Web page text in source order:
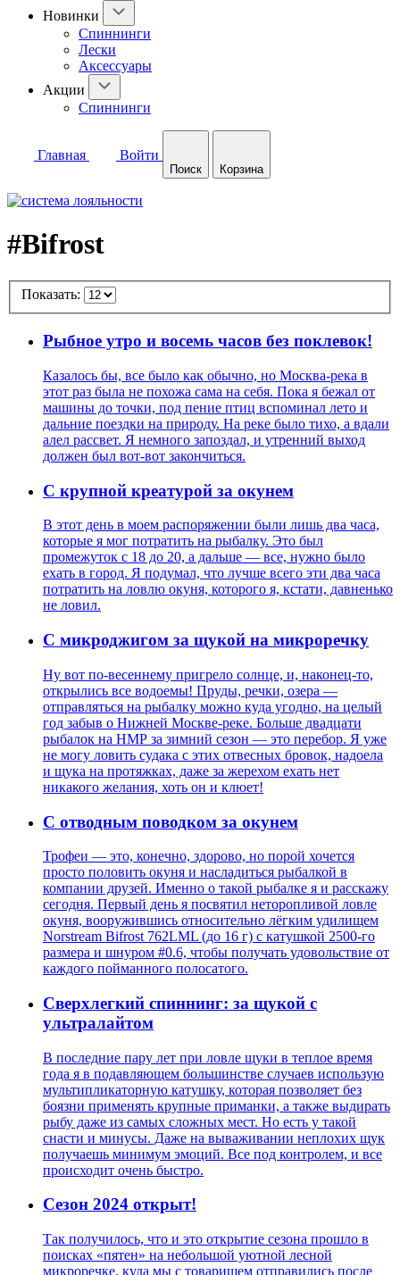
Новинки
Спиннинги
Лески
Аксессуары
Акции
Спиннинги
Главная Войти
Поиск Корзина
#Bifrost
Показать:
Рыбное утро и восемь часов без поклевок!
Казалось бы, все было как обычно, но Москва-река в
этот раз была не похожа сама на себя. Пока я бежал от
машины до точки, под пение птиц вспоминал лето и
дальние поездки на природу. На реке было тихо, а вдали
алел рассвет. Я немного запоздал, и утренний выход
должен был вот-вот закончиться.
С крупной креатурой за окунем
В этот день в моем распоряжении были лишь два часа,
которые я мог потратить на рыбалку. Это был
промежуток с 18 до 20, а дальше — все, нужно было
ехать в город. Я подумал, что лучше всего эти два часа
потратить на ловлю окуня, которого я, кстати, давненько
не ловил.
С микроджигом за щукой на микроречку
Ну вот по-весеннему пригрело солнце, и, наконец-то,
открылись все водоемы! Пруды, речки, озера —
отправляться на рыбалку можно куда угодно, на целый
год забыв о Нижней Москве-реке. Больше двадцати
рыбалок на НМР за зимний сезон — это перебор. Я уже
не могу ловить судака с этих отвесных бровок, надоела
и щука на протяжках, даже за жерехом ехать нет
никакого желания, хоть он и клюет!
С отводным поводком за окунем
Трофеи — это, конечно, здорово, но порой хочется
просто половить окуня и насладиться рыбалкой в
компании друзей. Именно о такой рыбалке я и расскажу
сегодня. Первый день я посвятил неторопливой ловле
окуня, вооружившись относительно лёгким удилищем
Norstream Bifrost 762LML (до 16 г) с катушкой 2500-го
размера и шнуром #0.6, чтобы получать удовольствие от
каждого пойманного полосатого.
Сверхлегкий спиннинг: за щукой с
ультралайтом
В последние пару лет при ловле щуки в теплое время
года я в подавляющем большинстве случаев использую
мультипликаторную катушку, которая позволяет без
боязни применять крупные приманки, а также выдирать
рыбу даже из самых сложных мест. Но есть у такой
снасти и минусы. Даже на вываживании неплохих щук
получаешь минимум эмоций. Все под контролем, и все
происходит очень быстро.
Сезон 2024 открыт!
Так получилось, что и это открытие сезона прошло в
поисках «пятен» на небольшой уютной лесной
микроречке, куда мы с товарищем отправились после